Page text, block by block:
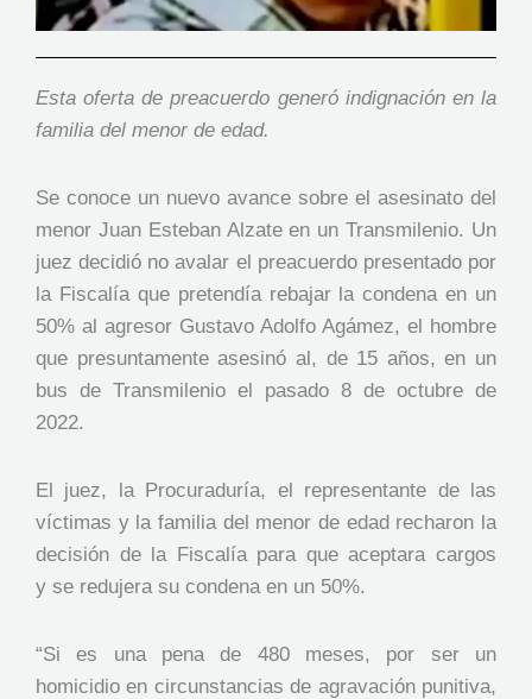
Esta oferta de preacuerdo generó indignación en la
familia del menor de edad.
Se conoce un nuevo avance sobre el asesinato del
menor Juan Esteban Alzate en un Transmilenio. Un
juez decidió no avalar el preacuerdo presentado por
la Fiscalía que pretendía rebajar la condena en un
50% al agresor Gustavo Adolfo Agámez, el hombre
que presuntamente asesinó al, de 15 años, en un
bus de Transmilenio el pasado 8 de octubre de
2022.
El juez, la Procuraduría, el representante de las
víctimas y la familia del menor de edad recharon la
decisión de la Fiscalía para que aceptara cargos
y se redujera su condena en un 50%.
“Si es una pena de 480 meses, por ser un
homicidio en circunstancias de agravación punitiva,